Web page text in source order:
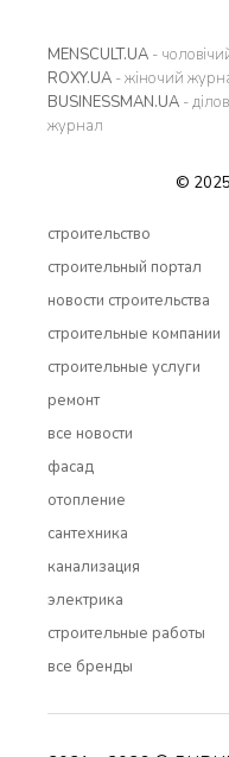
MENSCULT.UA -
ROXY.UA - жіночий
BUSINESSMAN.UA -
журнал
©
строительство
строительный портал
новости строительства
строительные компании
строительные услуги
ремонт
все новости
фасад
отопление
сантехника
канализация
электрика
строительные работы
все бренды